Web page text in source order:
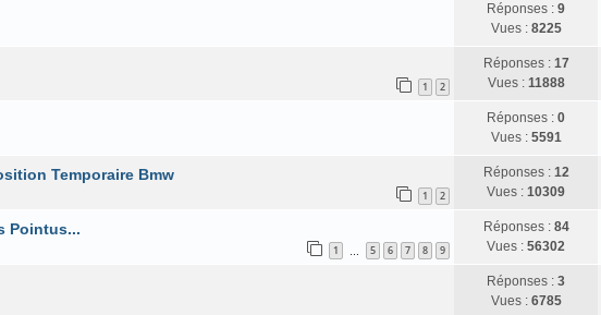
Réponses : 9
Vues : 8225
1 2
Réponses : 17
Vues : 11888
Réponses : 0
Vues : 5591
Temporaire Bmw
1 2
Réponses : 12
Vues : 10309
Pointus...
1 … 5 6 7 8 9
Réponses : 84
Vues : 56302
Réponses : 3
Vues : 6785